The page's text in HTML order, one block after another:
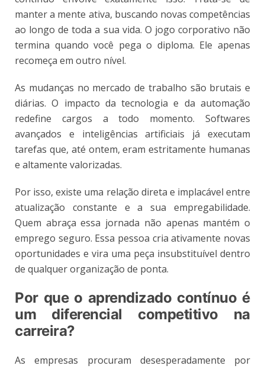
manter a mente ativa, buscando novas competências
ao longo de toda a sua vida. O jogo corporativo não
termina quando você pega o diploma. Ele apenas
recomeça em outro nível.
As mudanças no mercado de trabalho são brutais e
diárias. O impacto da tecnologia e da automação
redefine cargos a todo momento. Softwares
avançados e inteligências artificiais já executam
tarefas que, até ontem, eram estritamente humanas
e altamente valorizadas.
Por isso, existe uma relação direta e implacável entre
atualização constante e a sua empregabilidade.
Quem abraça essa jornada não apenas mantém o
emprego seguro. Essa pessoa cria ativamente novas
oportunidades e vira uma peça insubstituível dentro
de qualquer organização de ponta.
Por que o aprendizado contínuo é
um diferencial competitivo na
carreira?
As empresas procuram desesperadamente por